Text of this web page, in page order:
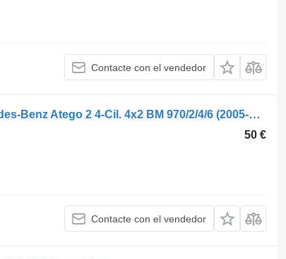
Contacte con el vendedor
2BA247016031 luz intermitente para Mercedes-Benz Atego 2 4-Cil. 4x2 BM 970/2/4/6 (2005->) camión
50 €
Contacte con el vendedor